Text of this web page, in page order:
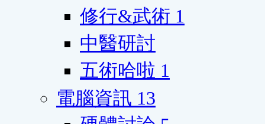
修行&武術 1
中醫研討
五術哈啦 1
電腦資訊 13